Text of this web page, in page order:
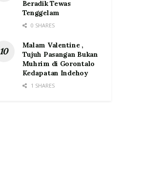
Beradik Tewas
Tenggelam
0 SHARES
Malam Valentine ,
Tujuh Pasangan Bukan
Muhrim di Gorontalo
Kedapatan Indehoy
1 SHARES